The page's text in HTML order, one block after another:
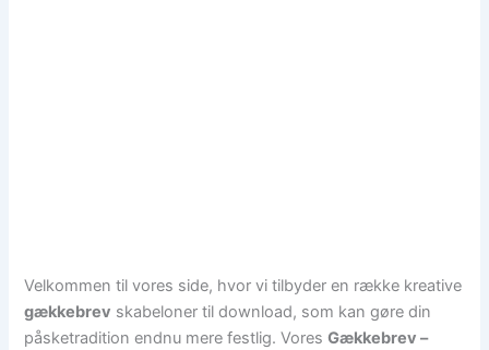
Velkommen til vores side, hvor vi tilbyder en række kreative
gækkebrev skabeloner til download, som kan gøre din
påsketradition endnu mere festlig. VoresGækkebrev –